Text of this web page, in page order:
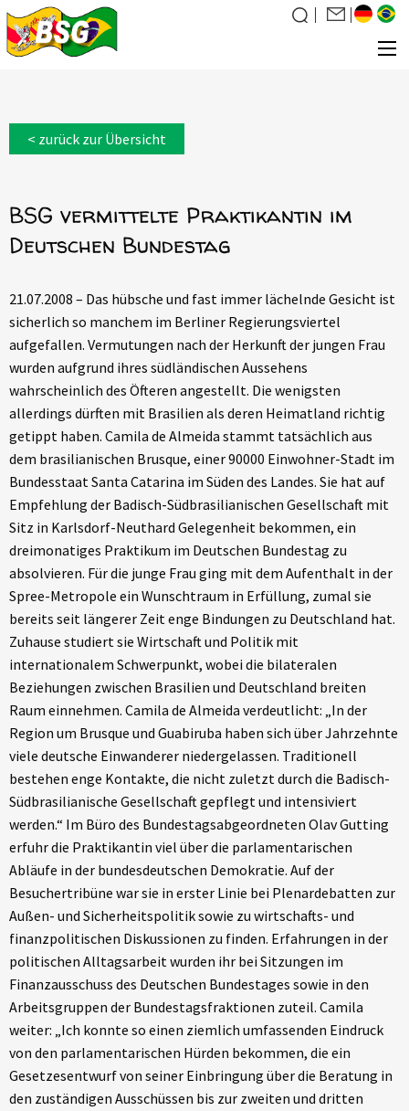
Was wir tun
Veranstaltungen
Galerie
Kontakt
Mitglied werden
< zurück zur Übersicht
BSG vermittelte Praktikantin im
Deutschen Bundestag
21.07.2008 – Das hübsche und fast immer lächelnde Gesicht ist
sicherlich so manchem im Berliner Regierungsviertel
aufgefallen. Vermutungen nach der Herkunft der jungen Frau
wurden aufgrund ihres südländischen Aussehens
wahrscheinlich des Öfteren angestellt. Die wenigsten
allerdings dürften mit Brasilien als deren Heimatland richtig
getippt haben. Camila de Almeida stammt tatsächlich aus
dem brasilianischen Brusque, einer 90000 Einwohner-Stadt im
Bundesstaat Santa Catarina im Süden des Landes. Sie hat auf
Empfehlung der Badisch-Südbrasilianischen Gesellschaft mit
Sitz in Karlsdorf-Neuthard Gelegenheit bekommen, ein
dreimonatiges Praktikum im Deutschen Bundestag zu
absolvieren. Für die junge Frau ging mit dem Aufenthalt in der
Spree-Metropole ein Wunschtraum in Erfüllung, zumal sie
bereits seit längerer Zeit enge Bindungen zu Deutschland hat.
Zuhause studiert sie Wirtschaft und Politik mit
internationalem Schwerpunkt, wobei die bilateralen
Beziehungen zwischen Brasilien und Deutschland breiten
Raum einnehmen. Camila de Almeida verdeutlicht: „In der
Region um Brusque und Guabiruba haben sich über Jahrzehnte
viele deutsche Einwanderer niedergelassen. Traditionell
bestehen enge Kontakte, die nicht zuletzt durch die Badisch-
Südbrasilianische Gesellschaft gepflegt und intensiviert
werden.“ Im Büro des Bundestagsabgeordneten Olav Gutting
erfuhr die Praktikantin viel über die parlamentarischen
Abläufe in der bundesdeutschen Demokratie. Auf der
Besuchertribüne war sie in erster Linie bei Plenardebatten zur
Außen- und Sicherheitspolitik sowie zu wirtschafts- und
finanzpolitischen Diskussionen zu finden. Erfahrungen in der
politischen Alltagsarbeit wurden ihr bei Sitzungen im
Finanzausschuss des Deutschen Bundestages sowie in den
Arbeitsgruppen der Bundestagsfraktionen zuteil. Camila
weiter: „Ich konnte so einen ziemlich umfassenden Eindruck
von den parlamentarischen Hürden bekommen, die ein
Gesetzesentwurf von seiner Einbringung über die Beratung in
den zuständigen Ausschüssen bis zur zweiten und dritten